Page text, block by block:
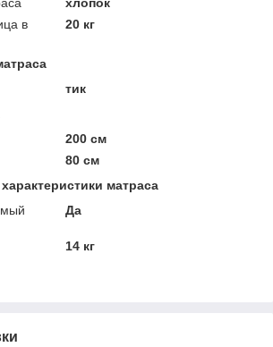
в
20 кг
тик
200 см
80 см
матраса
Да
14 кг